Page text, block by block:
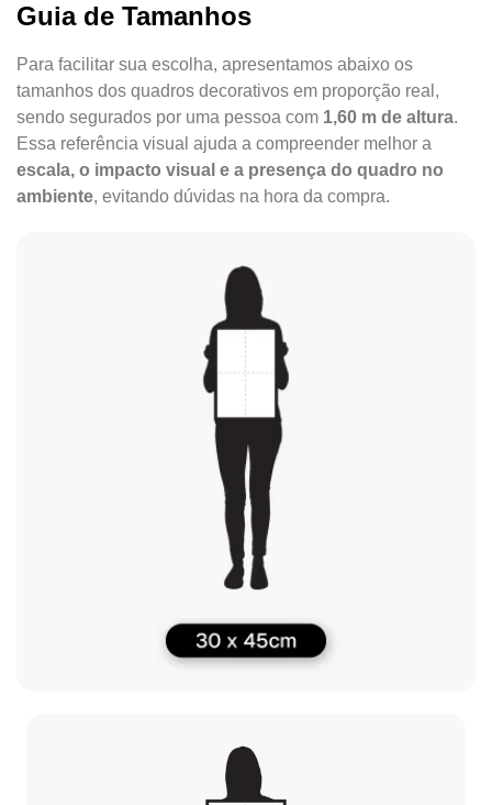
Guia de Tamanhos
Para facilitar sua escolha, apresentamos abaixo os
tamanhos dos quadros decorativos em proporção real,
sendo segurados por uma pessoa com 1,60 m de altura.
Essa referência visual ajuda a compreender melhor a
escala, o impacto visual e a presença do quadro no
ambiente, evitando dúvidas na hora da compra.